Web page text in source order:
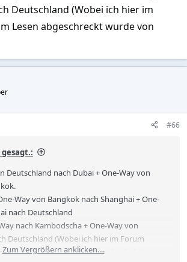
Deutschland (Wobei ich hier im
Lesen abgeschreckt wurde von
#66
Deutschland nach Dubai + One-Way von
Way von Bangkok nach Shanghai + One-
nach Deutschland
nach Kambodscha + One-Way von
Deutschland (Wobei ich hier im Forum
abgeschreckt wurde von Kambodscha)
Zum Vergrößern anklicken....